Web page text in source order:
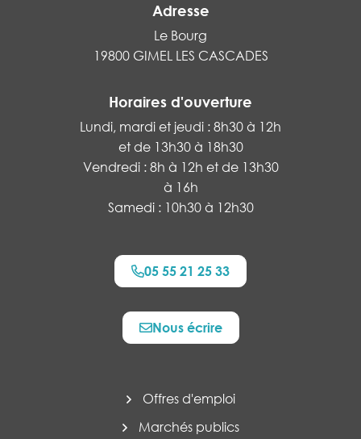
Adresse
Le Bourg
19800 GIMEL LES CASCADES
Horaires d'ouverture
Lundi, mardi et jeudi : 8h30 à 12h
et de 13h30 à 18h30
Vendredi : 8h à 12h et de 13h30
à 16h
Samedi : 10h30 à 12h30
05 55 21 25 33
Nous écrire
Offres d'emploi
Marchés publics